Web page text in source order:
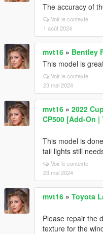
The accuracy of
Voir le contexte
1 août 2024
mvt16 » Bentley
This model is
Voir le contexte
23 mai 2024
mvt16 » 2022
CP500 [Add-On
This model is
tail lights still
Voir le contexte
23 mai 2024
mvt16 » Toyota
Please repair the
texture for the